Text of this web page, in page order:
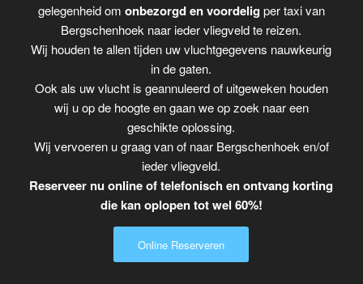
gelegenheid om onbezorgd en voordelig per taxi van
Bergschenhoek naar ieder vliegveld te reizen.
Wij houden te allen tijden uw vluchtgegevens nauwkeurig
in de gaten.
Ook als uw vlucht is geannuleerd of uitgeweken houden
wij u op de hoogte en gaan we op zoek naar een
geschikte oplossing.
Wij vervoeren u graag van of naar Bergschenhoek en/of
ieder vliegveld.
Reserveer nu online of telefonisch en ontvang korting
die kan oplopen tot wel 60%!
Online Reserveren